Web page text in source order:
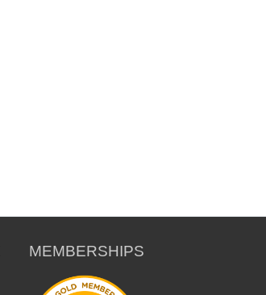
MEMBERSHIPS